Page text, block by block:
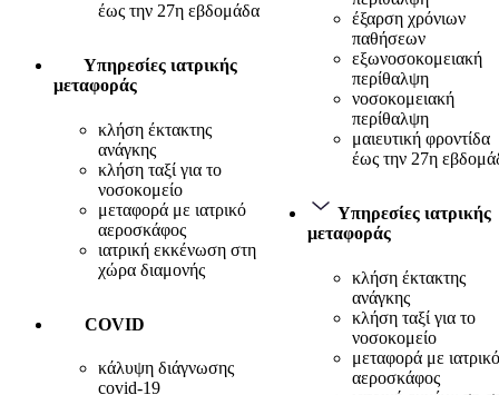
έως την 27η εβδομάδα
Υπηρεσίες ιατρικής
μεταφοράς
κλήση έκτακτης
ανάγκης
κλήση ταξί για το
νοσοκομείο
μεταφορά με ιατρικό
αεροσκάφος
ιατρική εκκένωση στη
χώρα διαμονής
COVID
κάλυψη διάγνωσης
covid-19
έξαρση χρόνιων
παθήσεων
εξωνοσοκομειακή
περίθαλψη
νοσοκομειακή
περίθαλψη
μαιευτική φροντίδα
έως την 27η
Υπηρεσίες ιατρικής
μεταφοράς
κλήση έκτακτης
ανάγκης
κλήση ταξί για το
νοσοκομείο
μεταφορά με ιατρικό
αεροσκάφος